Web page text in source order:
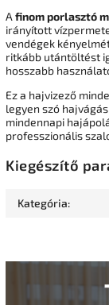
A finom porlasztó
irányított
vendégek
ritkább utántöltést
hosszabb
Ez a hajvizező
legyen szó
mindennapi
professzionális
Kiegészítő
Kategória: